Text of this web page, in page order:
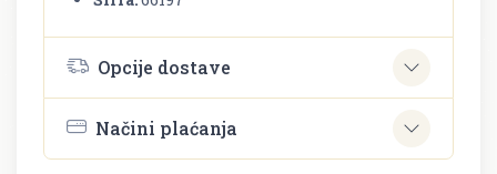
Opcije dostave
Načini plaćanja